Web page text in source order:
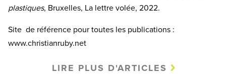
plastiques, Bruxelles, La lettre volée, 2022.
Site de référence pour toutes les publications :
www.christianruby.net
LIRE PLUS D'ARTICLES